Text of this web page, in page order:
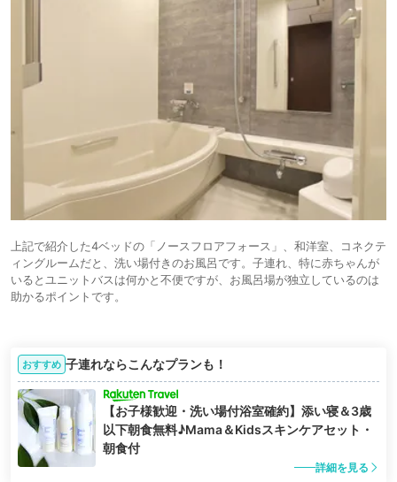
上記で紹介した4ベッドの「ノースフロアフォース」、和洋室、コネクテ
ィングルームだと、洗い場付きのお風呂です。子連れ、特に赤ちゃんが
いるとユニットバスは何かと不便ですが、お風呂場が独立しているのは
助かるポイントです。
おすすめ 子連れならこんなプランも！
【お子様歓迎・洗い場付浴室確約】添い寝＆3歳
以下朝食無料♪Mama＆Kidsスキンケアセット・
朝食付
詳細を見る